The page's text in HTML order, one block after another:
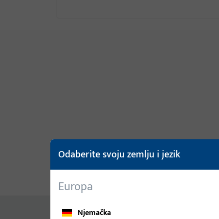
Nema dostupnog sadržaja
Odaberite svoju zemlju i jezik
Europa
Njemačka